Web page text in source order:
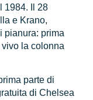
1984. Il 28
e Krano,
pianura: prima
la colonna
parte di
di Chelsea